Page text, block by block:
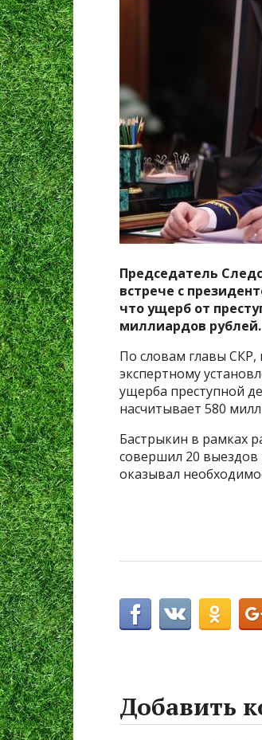
Председатель
встрече с
что ущерб от
миллиардов рублей.
По словам главы СКР,
экспертному
ущерба преступной
насчитывает 580
Бастрыкин в рамках
совершил 20 выездов
оказывал
Добавить